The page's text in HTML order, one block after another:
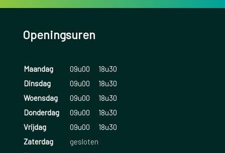
Openingsuren
Maandag 09u00
18u30
Dinsdag
09u00
18u30
Woensdag
09u00
18u30
Donderdag
09u00
18u30
Vrijdag
09u00
18u30
Zaterdag
gesloten